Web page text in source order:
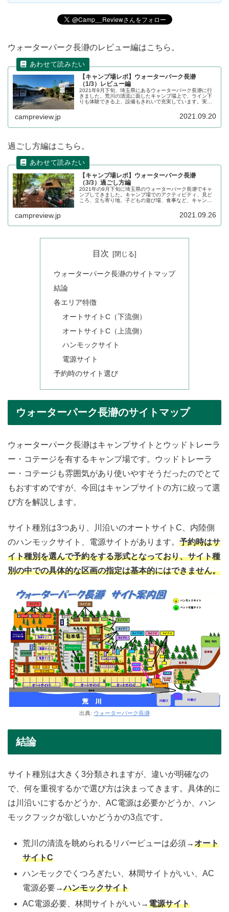
ウォーターパーク長瀞のレビュー編はこちら。
【キャンプ場レポ】ウォーターパーク長瀞
（1/3）レビュー編
2021年9月下旬、埼玉県にあるウォーターパーク長瀞に行
きました。荒川の清流に面したキャンプ場上で、ライン下
りも体験できる上、設備もきれいで充実しています。実際
campreview.jp 2021.09.20
過ごし方編はこちら。
【キャンプ場レポ】ウォーターパーク長瀞
（3/3）過ごし方編
2021年の9月下旬に埼玉県のウォーターパーク長瀞でキャ
ンプしてきました。キャンプ場でのアクティビティ、見ど
ころ、立ち寄り地、子どもの遊び場、食事など、キャンプ
campreview.jp 2021.09.26
目次
ウォーターパーク長瀞のサイトマップ
結論
各エリア特徴
オートサイトC（下流側）
オートサイトC（上流側）
ハンモックサイト
電源サイト
予約時のサイト選び
ウォーターパーク長瀞のサイトマップ
ウォーターパーク長瀞はキャンプサイトとウッドトレーラ
ー・コテージを有するキャンプ場です。ウッドトレーラ
ー・コテージも雰囲気があり使いやすそうだったのでとて
もおすすめですが、今回はキャンプサイトの方に絞って選
び方を解説します。
サイト種別は3つあり、川沿いのオートサイトC、内陸側
のハンモックサイト、電源サイトがあります。 予約時はサ
イト種別を選んで予約をする形式となっており、サイト種
別の中での具体的な区画の指定は基本的にはできません。
出典: ウォーターパーク長瀞
結論
サイト種別は大きく3分類されますが、違いが明確なの
で、何を重視するかで選び方は決まってきます。具体的に
は川沿いにするかどうか、AC電源は必要かどうか、ハン
モックフックが欲しいかどうかの3点です。
荒川の清流を眺められるリバービューは必須→オート
サイトC
ハンモックでくつろぎたい、林間サイトがいい、AC
電源必要→ハンモックサイト
AC電源必要、林間サイトがいい→電源サイト